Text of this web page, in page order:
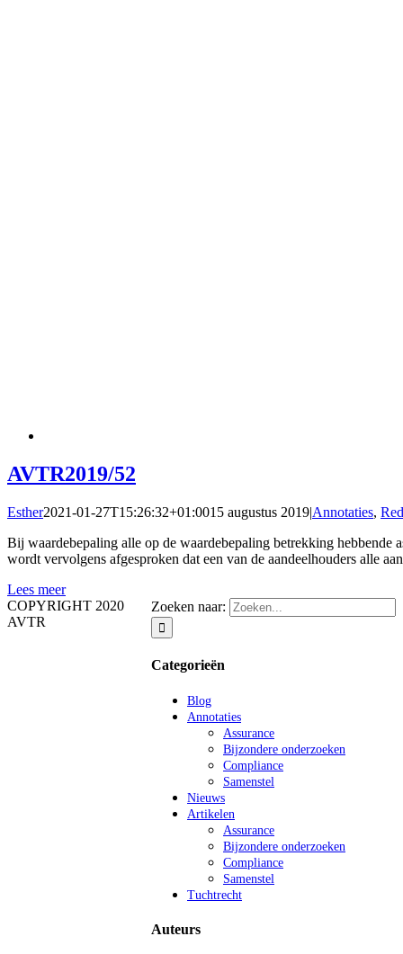
AVTR2019/52
Esther2021-01-27T15:26:32+01:0015 augustus 2019|Annotaties,
Bij waardebepaling alle op de waardebepaling betrekking hebbende
wordt vervolgens afgesproken dat een van de aandeelhouders alle
Lees meer
Zoeken naar:
Categorieën
Blog
Annotaties
Assurance
Bijzondere onderzoeken
Compliance
Samenstel
Nieuws
Artikelen
Assurance
Bijzondere onderzoeken
Compliance
Samenstel
Tuchtrecht
Auteurs
COPYRIGHT 2020
AVTR